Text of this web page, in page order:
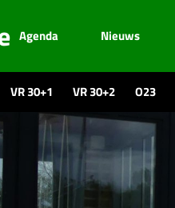
Agenda Nieuws
VR 30+1 VR 30+2 O23